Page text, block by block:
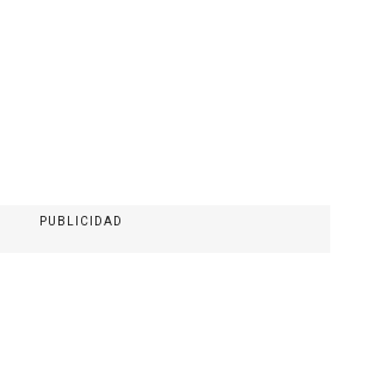
PUBLICIDAD